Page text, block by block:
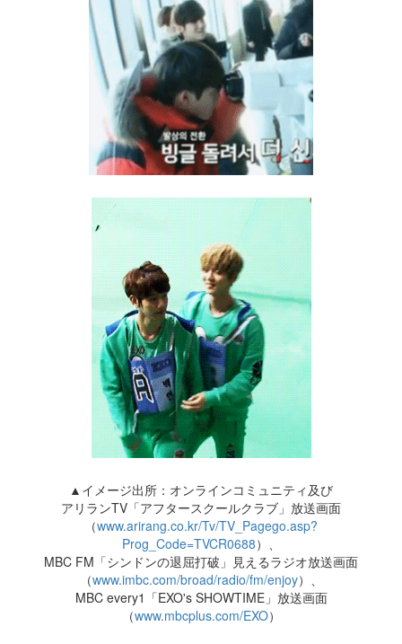
▲イメージ出所：オンラインコミュニティ及び
アリランTV「アフタースクールクラブ」放送画面
（www.arirang.co.kr/Tv/TV_Pagego.asp?
Prog_Code=TVCR0688）、
MBC FM「シンドンの退屈打破」見えるラジオ放送画面
（www.imbc.com/broad/radio/fm/enjoy）、
MBC every1「EXO's SHOWTIME」放送画面
（www.mbcplus.com/EXO）